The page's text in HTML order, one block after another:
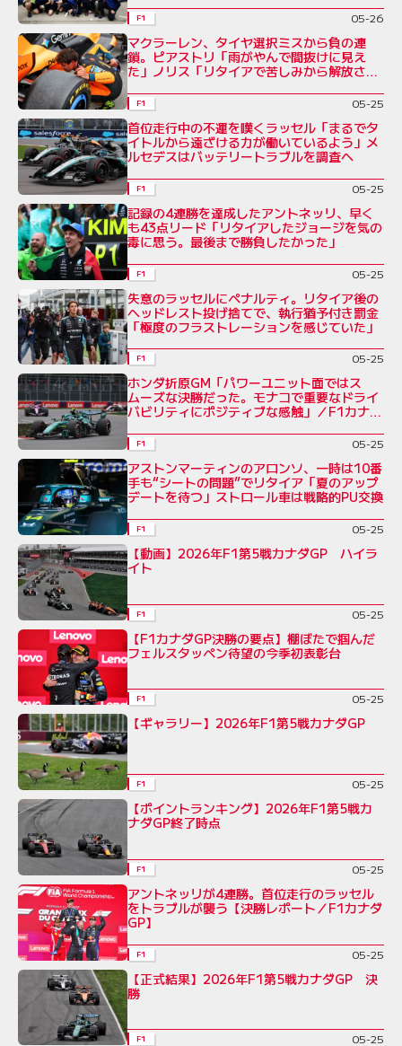
F1 05-26
マクラーレン、タイヤ選択ミスから負の連
鎖。ピアストリ「雨がやんで間抜けに見え
た」ノリス「リタイアで苦しみから解放され
F1 05-25
首位走行中の不運を嘆くラッセル「まるでタ
イトルから遠ざける力が働いているよう」メ
ルセデスはバッテリートラブルを調査へ
F1 05-25
記録の4連勝を達成したアントネッリ、早く
も43点リード「リタイアしたジョージを気の
毒に思う。最後まで勝負したかった」
F1 05-25
失意のラッセルにペナルティ。リタイア後の
ヘッドレスト投げ捨てで、執行猶予付き罰金
「極度のフラストレーションを感じていた」
F1 05-25
ホンダ折原GM「パワーユニット面ではス
ムーズな決勝だった。モナコで重要なドライ
バビリティにポジティブな感触」／F1カナダ
F1 05-25
アストンマーティンのアロンソ、一時は10番
手も“シートの問題”でリタイア「夏のアップ
デートを待つ」ストロール車は戦略的PU交換
F1 05-25
【動画】2026年F1第5戦カナダGP ハイラ
イト
F1 05-25
【F1カナダGP決勝の要点】棚ぼたで掴んだ
フェルスタッペン待望の今季初表彰台
F1 05-25
【ギャラリー】2026年F1第5戦カナダGP
F1 05-25
【ポイントランキング】2026年F1第5戦カ
ナダGP終了時点
F1 05-25
アントネッリが4連勝。首位走行のラッセル
をトラブルが襲う【決勝レポート／F1カナダ
GP】
F1 05-25
【正式結果】2026年F1第5戦カナダGP 決
勝
F1 05-25